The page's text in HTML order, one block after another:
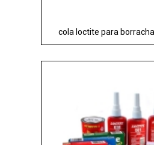
cola loctite para